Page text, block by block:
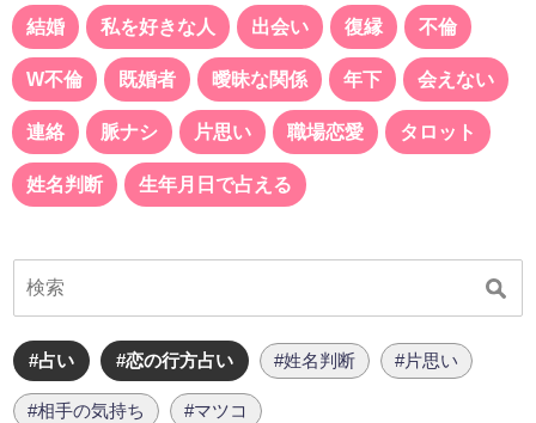
結婚 私を好きな人 出会い 復縁 不倫
W不倫 既婚者 曖昧な関係 年下 会えない
連絡 脈ナシ 片思い 職場恋愛 タロット
姓名判断 生年月日で占える
#占い #恋の行方占い #姓名判断 #片思い
#相手の気持ち #マツコ